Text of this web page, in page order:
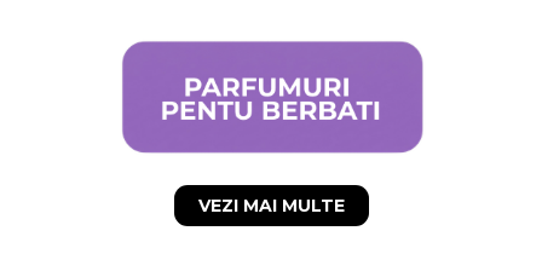
VEZI MAI MULTE